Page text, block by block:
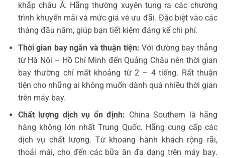
khắp châu Á. Hãng thường xuyên tung ra các chương
trình khuyến mãi và mức giá vé ưu đãi. Đặc biệt vào các
tháng đầu năm, giúp bạn tiết kiệm đáng kể chi phí.
Thời gian bay ngắn và thuận tiện: Với đường bay thẳng
từ Hà Nội – Hồ Chí Minh đến Quảng Châu nên thời gian
bay thường chỉ mất khoảng từ 2 – 4 tiếng. Rất thuận
tiện cho những ai không muốn dành quá nhiều thời gian
trên máy bay.
Chất lượng dịch vụ ổn định: China Southern là hãng
hàng không lớn nhất Trung Quốc. Hãng cung cấp các
dịch vụ chất lượng. Từ khoang hành khách rộng rãi,
thoải mái, cho đến các bữa ăn đa dạng trên máy bay.